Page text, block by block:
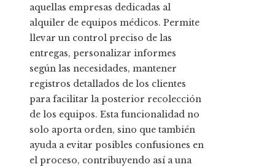
aquellas empresas dedicadas al
alquiler de equipos médicos. Permite
llevar un control preciso de las
entregas, personalizar informes
según las necesidades, mantener
registros detallados de los clientes
para facilitar la posterior recolección
de los equipos. Esta funcionalidad no
solo aporta orden, sino que también
ayuda a evitar posibles confusiones en
el proceso, contribuyendo así a una